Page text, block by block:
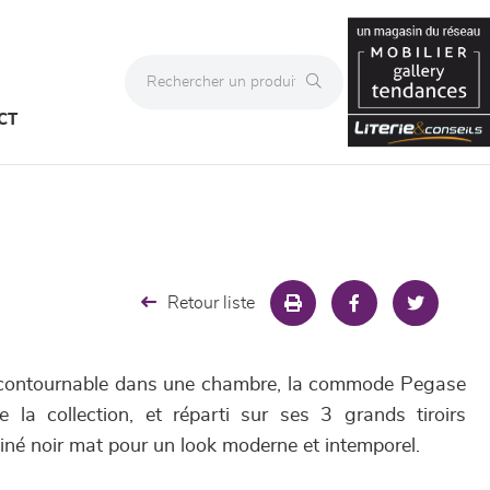
Retour liste
dans une chambre, la commode Pegase
la collection, et réparti sur ses 3 grands tiroirs
noir mat pour un look moderne et intemporel.